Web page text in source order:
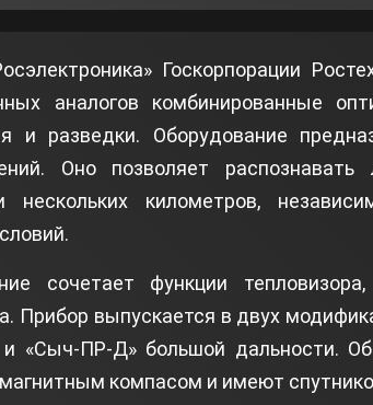
Госкорпорации
аналогов комбинированные
и разведки. Оборудование
Оно позволяет
нескольких километров,
сочетает функции
Прибор выпускается в двух
и «Сыч-ПР-Д» большой дальности.
компасом и имеют